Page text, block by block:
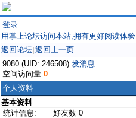
登录
用掌上论坛访问本站,拥有更好阅读体验
返回论坛 返回上一页
9080 (UID: 246508) 发消息
空间访问量 0
个人资料
基本资料
统计信息:
好友数 0